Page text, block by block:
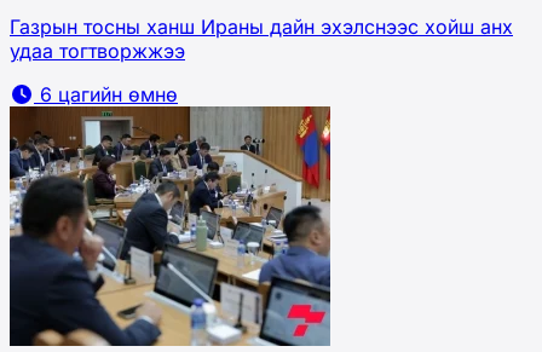
Газрын тосны ханш Ираны дайн эхэлснээс хойш анх
удаа тогтворжжээ
6 цагийн өмнө